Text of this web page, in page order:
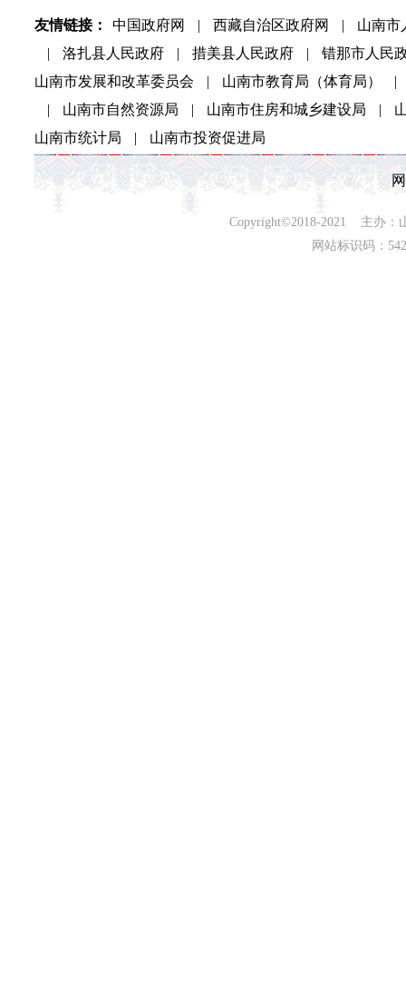
友情链接： 中国政府网 | 西藏自治区政府网 |
山南市
|
洛扎县人民政府 | 措美县人民政府 |
错那市人民
山南市发展和改革委员会
| 山南市教育局（体育局）
|
|
山南市自然资源局 | 山南市住房和城乡建设局 |
山南市统计局
| 山南市投资促进局
Copyright©2018-2021 主办：
网站标识码：